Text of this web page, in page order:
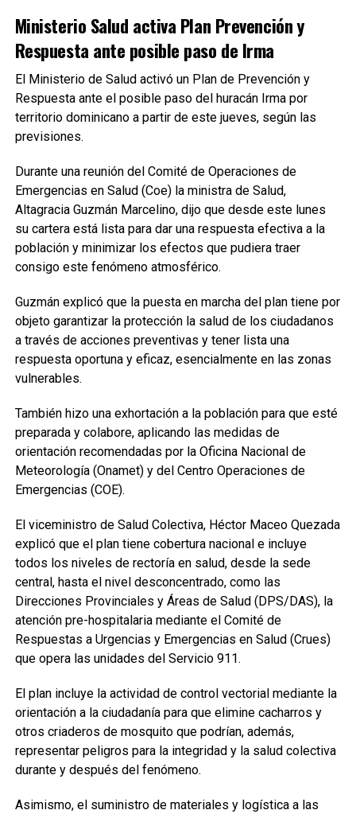
Ministerio Salud activa Plan Prevención y
Respuesta ante posible paso de Irma
El Ministerio de Salud activó un Plan de Prevención y
Respuesta ante el posible paso del huracán Irma por
territorio dominicano a partir de este jueves, según las
previsiones.
Durante una reunión del Comité de Operaciones de
Emergencias en Salud (Coe) la ministra de Salud,
Altagracia Guzmán Marcelino, dijo que desde este lunes
su cartera está lista para dar una respuesta efectiva a la
población y minimizar los efectos que pudiera traer
consigo este fenómeno atmosférico.
Guzmán explicó que la puesta en marcha del plan tiene por
objeto garantizar la protección la salud de los ciudadanos
a través de acciones preventivas y tener lista una
respuesta oportuna y eficaz, esencialmente en las zonas
vulnerables.
También hizo una exhortación a la población para que esté
preparada y colabore, aplicando las medidas de
orientación recomendadas por la Oficina Nacional de
Meteorología (Onamet) y del Centro Operaciones de
Emergencias (COE).
El viceministro de Salud Colectiva, Héctor Maceo Quezada
explicó que el plan tiene cobertura nacional e incluye
todos los niveles de rectoría en salud, desde la sede
central, hasta el nivel desconcentrado, como las
Direcciones Provinciales y Áreas de Salud (DPS/DAS), la
atención pre-hospitalaria mediante el Comité de
Respuestas a Urgencias y Emergencias en Salud (Crues)
que opera las unidades del Servicio 911.
El plan incluye la actividad de control vectorial mediante la
orientación a la ciudadanía para que elimine cacharros y
otros criaderos de mosquito que podrían, además,
representar peligros para la integridad y la salud colectiva
durante y después del fenómeno.
Asimismo, el suministro de materiales y logística a las